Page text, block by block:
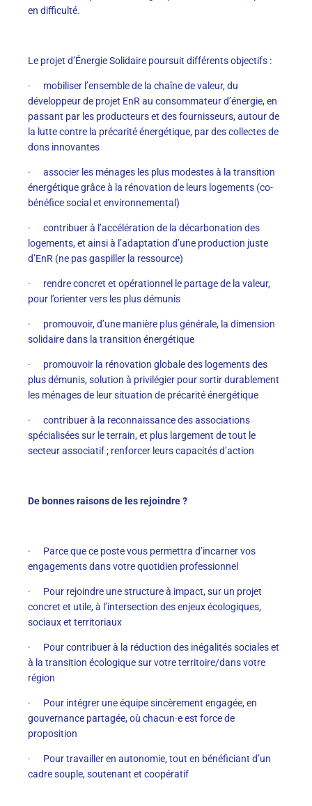
en difficulté.
Le projet d’Énergie Solidaire poursuit différents objectifs :
· mobiliser l’ensemble de la chaîne de valeur, du
développeur de projet EnR au consommateur d’énergie, en
passant par les producteurs et des fournisseurs, autour de
la lutte contre la précarité énergétique, par des collectes de
dons innovantes
· associer les ménages les plus modestes à la transition
énergétique grâce à la rénovation de leurs logements (co-
bénéfice social et environnemental)
· contribuer à l’accélération de la décarbonation des
logements, et ainsi à l’adaptation d’une production juste
d’EnR (ne pas gaspiller la ressource)
· rendre concret et opérationnel le partage de la valeur,
pour l’orienter vers les plus démunis
· promouvoir, d’une manière plus générale, la dimension
solidaire dans la transition énergétique
· promouvoir la rénovation globale des logements des
plus démunis, solution à privilégier pour sortir durablement
les ménages de leur situation de précarité énergétique
· contribuer à la reconnaissance des associations
spécialisées sur le terrain, et plus largement de tout le
secteur associatif ; renforcer leurs capacités d’action
De bonnes raisons de les rejoindre ?
· Parce que ce poste vous permettra d’incarner vos
engagements dans votre quotidien professionnel
· Pour rejoindre une structure à impact, sur un projet
concret et utile, à l’intersection des enjeux écologiques,
sociaux et territoriaux
· Pour contribuer à la réduction des inégalités sociales et
à la transition écologique sur votre territoire/dans votre
région
· Pour intégrer une équipe sincèrement engagée, en
gouvernance partagée, où chacun·e est force de
proposition
· Pour travailler en autonomie, tout en bénéficiant d’un
cadre souple, soutenant et coopératif